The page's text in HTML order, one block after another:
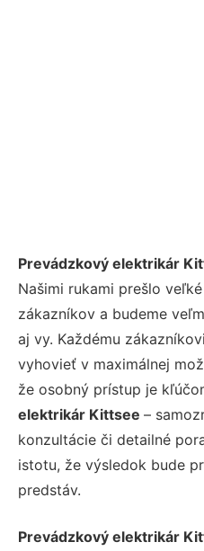
Prevádzkový elektrikár
Našimi rukami prešlo
zákazníkov a budeme
aj vy. Každému
vyhovieť v maximálnej
že osobný prístup je
elektrikár Kittsee –
konzultácie či detailné
istotu, že výsledok bude
predstáv.
Prevádzkový elektrikár